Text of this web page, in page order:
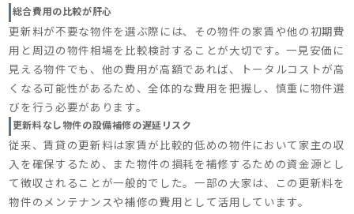
総合費用の比較が肝心
更新料が不要な物件を選ぶ際には、その物件の家賃や他の初期費
用と周辺の物件相場を比較検討することが大切です。一見安価に
見える物件でも、他の費用が高額であれば、トータルコストが高
くなる可能性があるため、全体的な費用を把握し、慎重に物件選
びを行う必要があります。
更新料なし物件の設備補修の遅延リスク
従来、賃貸の更新料は家賃が比較的低めの物件において家主の収
入を確保するため、また物件の損耗を補修するための資金源とし
て徴収されることが一般的でした。一部の大家は、この更新料を
物件のメンテナンスや補修の費用として活用しています。